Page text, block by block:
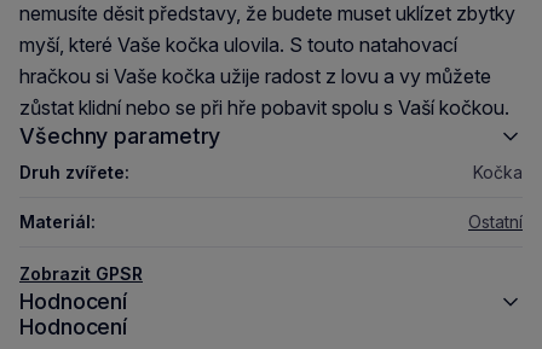
nemusíte děsit představy, že budete muset uklízet zbytky
myší, které Vaše kočka ulovila. S touto natahovací
hračkou si Vaše kočka užije radost z lovu a vy můžete
zůstat klidní nebo se při hře pobavit spolu s Vaší kočkou.
Všechny parametry
Druh zvířete: Kočka
Materiál: Ostatní
Zobrazit GPSR
Hodnocení
Hodnocení